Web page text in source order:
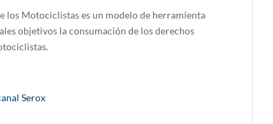
los Motociclistas es un modelo de herramienta
objetivos la consumación de los derechos
Serox